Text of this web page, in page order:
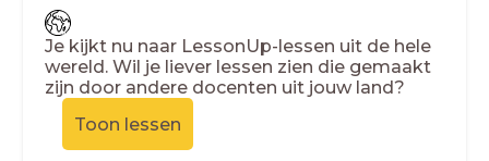
Je kijkt nu naar LessonUp-lessen uit de hele
wereld. Wil je liever lessen zien die gemaakt
zijn door andere docenten uit jouw land?
Toon lessen